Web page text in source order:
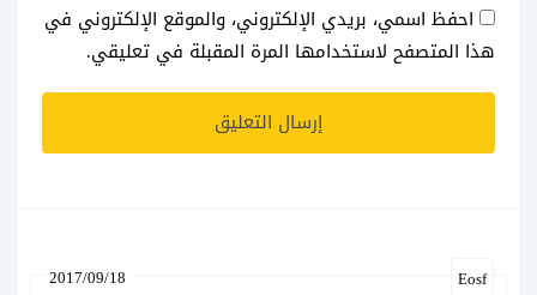
احفظ اسمي، بريدي الإلكتروني، والموقع الإلكتروني في
هذا المتصفح لاستخدامها المرة المقبلة في تعليقي.
Eosf
2017/09/18